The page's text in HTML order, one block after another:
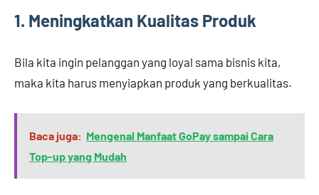
1. Meningkatkan Kualitas Produk
Bila kita ingin pelanggan yang loyal sama bisnis kita,
maka kita harus menyiapkan produk yang berkualitas.
Baca juga: Mengenal Manfaat GoPay sampai Cara
Top-up yang Mudah